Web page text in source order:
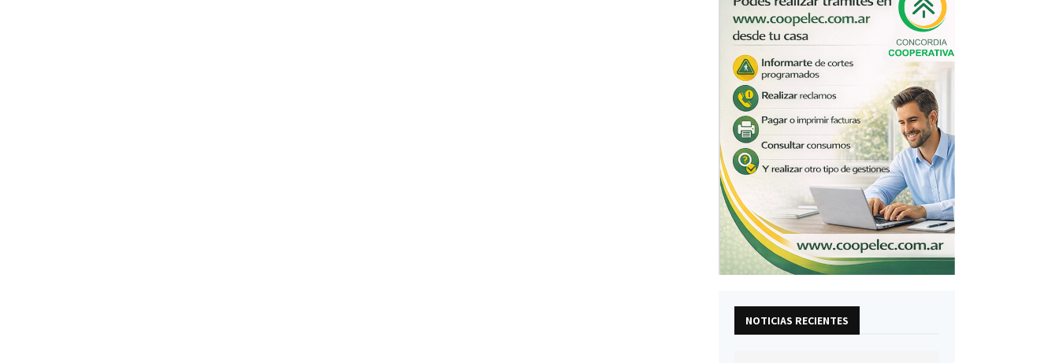
NOTICIAS RECIENTES